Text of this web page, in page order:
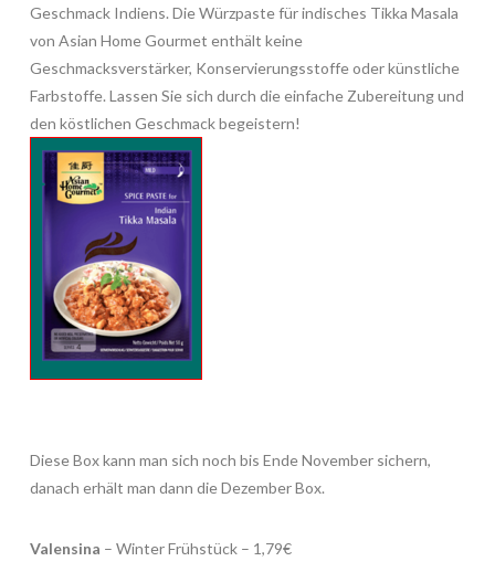
Geschmack Indiens. Die Würzpaste für indisches Tikka Masala
von Asian Home Gourmet enthält keine
Geschmacksverstärker, Konservierungsstoffe oder künstliche
Farbstoffe. Lassen Sie sich durch die einfache Zubereitung und
den köstlichen Geschmack begeistern!
Diese Box kann man sich noch bis Ende November sichern,
danach erhält man dann die Dezember Box.
Valensina – Winter Frühstück – 1,79€